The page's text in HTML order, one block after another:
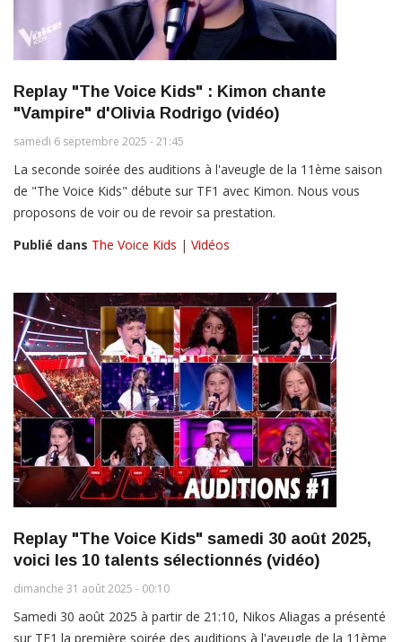
Replay "The Voice Kids" : Kimon chante
"Vampire" d'Olivia Rodrigo (vidéo)
samedi 6 septembre 2025 - 21:45
La seconde soirée des auditions à l'aveugle de la 11ème saison
de "The Voice Kids" débute sur TF1 avec Kimon. Nous vous
proposons de voir ou de revoir sa prestation.
Publié dans The Voice Kids | Vidéos
Replay "The Voice Kids" samedi 30 août 2025,
voici les 10 talents sélectionnés (vidéo)
dimanche 31 août 2025 - 00:10
Samedi 30 août 2025 à partir de 21:10, Nikos Aliagas a présenté
sur TF1 la première soirée des auditions à l'aveugle de la 11ème